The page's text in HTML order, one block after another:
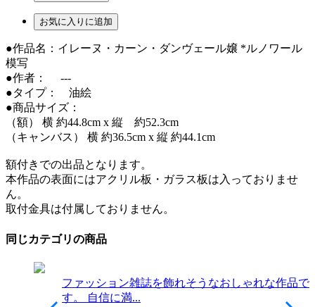
お気に入りに追加
●作品名：イレーヌ・カーン・ダンヴェール嬢 *ルノワール
模写
●作者： ---
●タイプ： 油絵
●商品サイズ：
（額） 横 約44.8cm x 縦 約52.3cm
（キャンバス） 横 約36.5cm x 縦 約44.1cm
額付きでの出品となります。
本作品の表面にはアクリル板・ガラス板は入っておりませ
ん。
取付金具は付属しておりません。
同じカテゴリの商品
ファッション雑誌を飾れそうなおしゃれな作品で
す。 自信に満...